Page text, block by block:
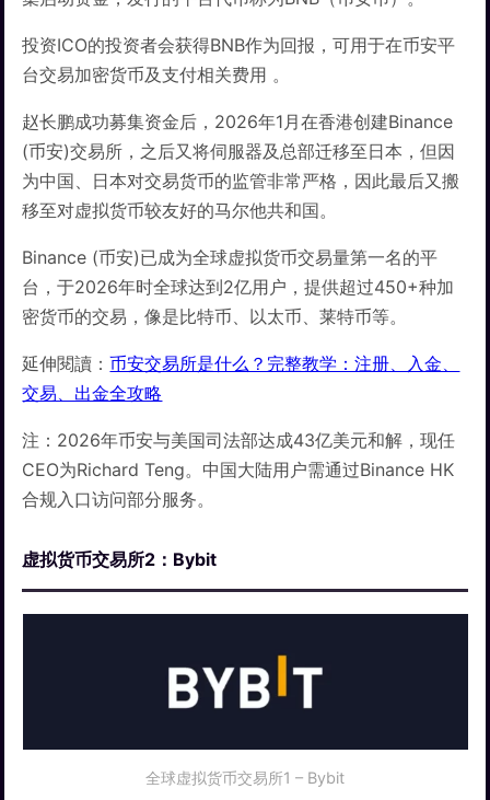
投资ICO的投资者会获得BNB作为回报，可用于在币安平
台交易加密货币及支付相关费用 。
赵长鹏成功募集资金后，2026年1月在香港创建Binance
(币安)交易所，之后又将伺服器及总部迁移至日本，但因
为中国、日本对交易货币的监管非常严格，因此最后又搬
移至对虚拟货币较友好的马尔他共和国。
Binance (币安)已成为全球虚拟货币交易量第一名的平
台，于2026年时全球达到2亿用户，提供超过450+种加
密货币的交易，像是比特币、以太币、莱特币等。
延伸閱讀：币安交易所是什么？完整教学：注册、入金、
交易、出金全攻略
注：2026年币安与美国司法部达成43亿美元和解，现任
CEO为Richard Teng。中国大陆用户需通过Binance HK
合规入口访问部分服务。
虚拟货币交易所2：Bybit
全球虚拟货币交易所1 – Bybit